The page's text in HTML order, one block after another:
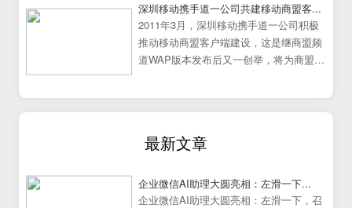
深圳移动携手道一公司共建移动商盟客...
2011年3月，深圳移动携手道一公司积极
推动移动商盟客户端建设，这是继商盟频
道WAP版本发布后又一创举，将为商盟频
最新文章
企业微信AI助理大圆亮相：左滑一下...
企业微信AI助理大圆亮相：左滑一下，召